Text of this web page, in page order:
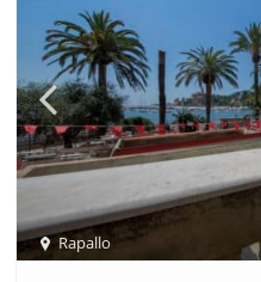
Rapallo